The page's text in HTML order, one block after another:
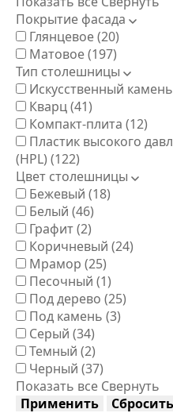
Покрытие фасада
Глянцевое(20)
Матовое(197)
Тип столешницы
Искусственный камень
Кварц(41)
Компакт-плита (12)
Пластик высокого
(HPL) (122)
Цвет столешницы
Бежевый (18)
Белый (46)
Графит(2)
Коричневый (24)
Мрамор (25)
Песочный (1)
Под дерево (25)
Под камень (3)
Серый (34)
Темный (2)
Черный (37)
Показать все Свернуть
Применить
Сбросить